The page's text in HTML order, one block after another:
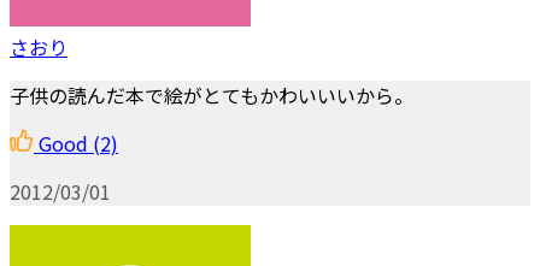
さおり
子供の読んだ本で絵がとてもかわいいいから。
Good (2)
2012/03/01